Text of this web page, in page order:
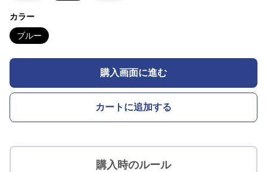
カラー
ブルー
購入画面に進む
カートに追加する
購入時のルール